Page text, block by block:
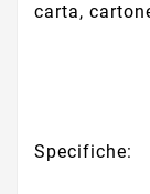
carta,
Specifiche: